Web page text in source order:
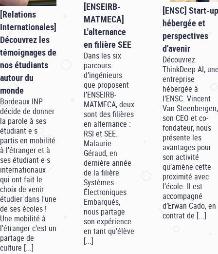
[Relations
Internationales]
Découvrez les
témoignages de
nos étudiants
autour du
monde
Bordeaux INP
décide de donner
la parole à ses
étudiant·e·s
partis en mobilité
à l'étranger et à
ses étudiant·e·s
internationaux
qui ont fait le
choix de venir
étudier dans l'une
de ses écoles !
Une mobilité à
l'étranger c'est un
partage de
culture [...]
[ENSEIRB-
MATMECA]
L'alternance
en filière SEE
Dans les six
parcours
d’ingénieurs
que proposent
l’ENSEIRB-
MATMECA, deux
sont des filières
en alternance :
RSI et SEE.
Malaurie
Géraud, en
dernière année
de la filière
Systèmes
Électroniques
Embarqués,
nous partage
son expérience
en tant qu’élève
[...]
[ENSC] Start-up
hébergée et
perspectives
d'avenir
Découvrez
ThinkDeep AI,
entreprise
hébergée à
l’ENSC. Vincent
Van Steenbergen,
son CEO et co-
fondateur, nous
présente les
avantages pour
son activité
qu’amène cette
proximité avec
l’école. Il est
accompagné
d’Erwan Cado, en
contrat de [...]